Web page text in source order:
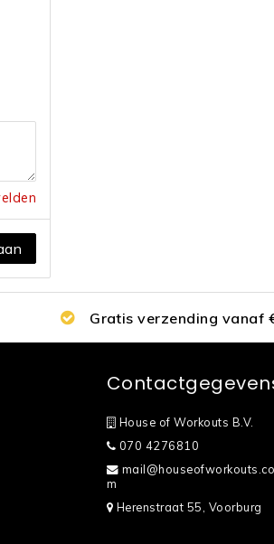
Gratis verzending vanaf
House of Workouts B.V.
070 4276810
mail@houseofworkouts.co
m
Herenstraat 55, Voorburg